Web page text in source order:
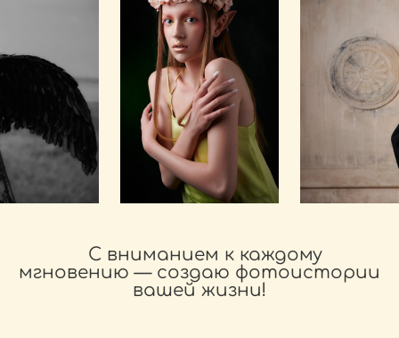
С вниманием к каждому
мгновению — создаю фотоистории
вашей жизни!